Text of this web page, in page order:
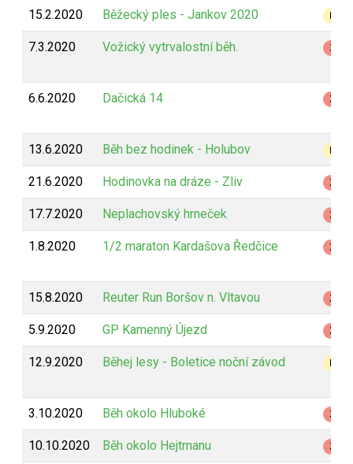
15.2.2020 Běžecký ples - Jankov 2020
7.3.2020 Vožický vytrvalostní běh. Z
6.6.2020 Dačická 14 Z
13.6.2020 Běh bez hodinek - Holubov
21.6.2020 Hodinovka na dráze - Zliv Z
17.7.2020 Neplachovský hrneček Z
1.8.2020 1/2 maraton Kardašova Ředčice Z
15.8.2020 Reuter Run Boršov n. Vltavou Z
5.9.2020 GP Kamenný Újezd Z
12.9.2020 Běhej lesy - Boletice noční závod
3.10.2020 Běh okolo Hluboké Z
10.10.2020 Běh okolo Hejtmanu Z